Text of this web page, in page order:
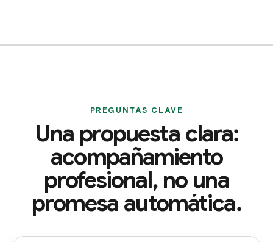
PREGUNTAS CLAVE
Una propuesta clara:
acompañamiento
profesional, no una
promesa automática.